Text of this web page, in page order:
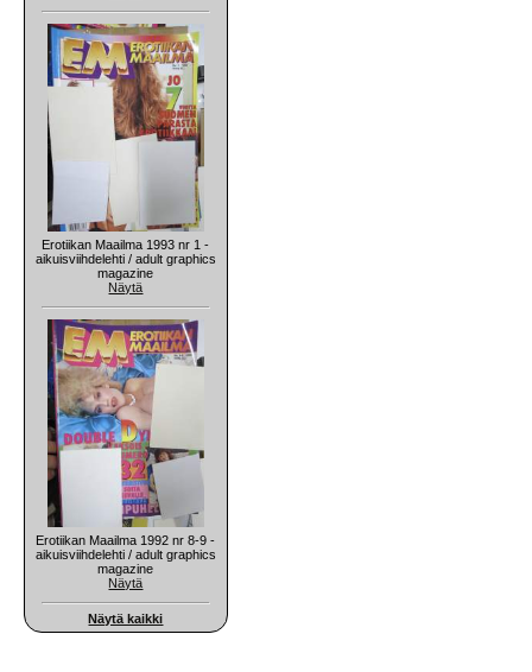
Erotiikan Maailma 1993 nr 1 -
aikuisviihdelehti / adult graphics
magazine
Näytä
Erotiikan Maailma 1992 nr 8-9 -
aikuisviihdelehti / adult graphics
magazine
Näytä
Näytä kaikki